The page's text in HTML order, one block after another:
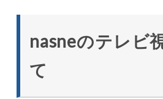
nasneのテレビ
て